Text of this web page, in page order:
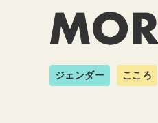
ジェンダー こころ